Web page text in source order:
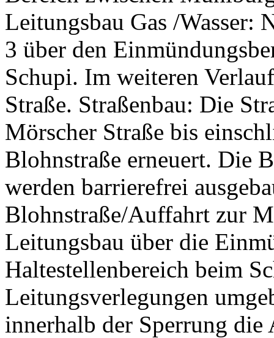
Leitungsbau Gas /Wasser:
3 über den
Schupi. Im weiteren
Straße. Straßenbau: Die
Mörscher Straße bis
Blohnstraße erneuert. Die
werden barrierefrei
Blohnstraße/Auffahrt zur
Leitungsbau über die
Haltestellenbereich beim
Leitungsverlegungen
innerhalb der Sperrung die